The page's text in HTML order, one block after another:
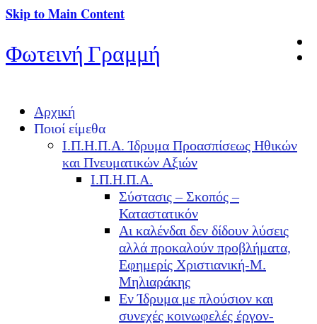
Skip to Main Content
Φωτεινή Γραμμή
Αρχική
Ποιοί είμεθα
Ι.Π.Η.Π.Α. Ίδρυμα Προασπίσεως Ηθικών
και Πνευματικών Αξιών
Ι.Π.Η.Π.Α.
Σύστασις – Σκοπός –
Καταστατικόν
Αι καλένδαι δεν δίδουν λύσεις
αλλά προκαλούν προβλήματα,
Εφημερίς Χριστιανική-Μ.
Μηλιαράκης
Εν Ίδρυμα με πλούσιον και
συνεχές κοινωφελές έργον-